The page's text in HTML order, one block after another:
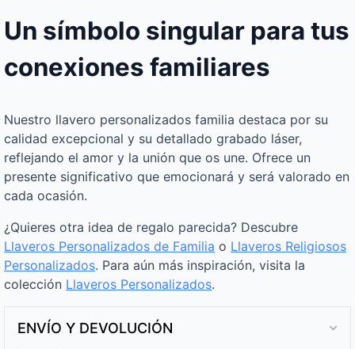
Un símbolo singular para tus
conexiones familiares
Nuestro llavero personalizados familia destaca por su
calidad excepcional y su detallado grabado láser,
reflejando el amor y la unión que os une. Ofrece un
presente significativo que emocionará y será valorado en
cada ocasión.
¿Quieres otra idea de regalo parecida? Descubre
Llaveros Personalizados de Familia o Llaveros Religiosos
Personalizados. Para aún más inspiración, visita la
colección Llaveros Personalizados.
ENVÍO Y DEVOLUCIÓN